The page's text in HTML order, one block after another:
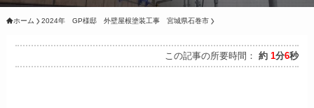
ホーム 2024年 GP様邸 外壁屋根塗装工事 宮城県石巻市
この記事の所要時間： 約 1分6秒